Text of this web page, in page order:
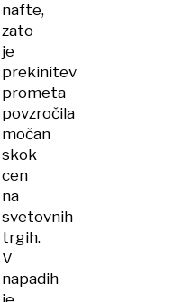
nafte,
zato
je
prekinitev
prometa
povzročila
močan
skok
cen
na
svetovnih
trgih.
V
napadih